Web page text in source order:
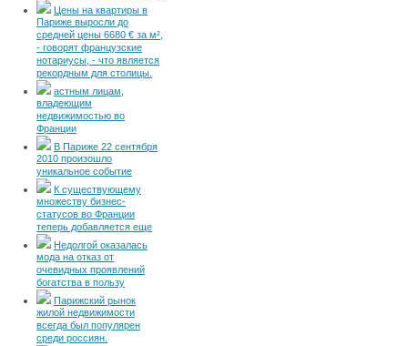
Цены на квартиры в
Париже выросли до
средней цены 6680 € за м²,
- говорят французские
нотариусы, - что является
рекордным для столицы.
астным лицам,
владеющим
недвижимостью во
Франции
В Париже 22 сентября
2010 произошло
уникальное событие
К существующему
множеству бизнес-
статусов во Франции
теперь добавляется еще
Недолгой оказалась
мода на отказ от
очевидных проявлений
богатства в пользу
Парижский рынок
жилой недвижимости
всегда был популярен
среди россиян.